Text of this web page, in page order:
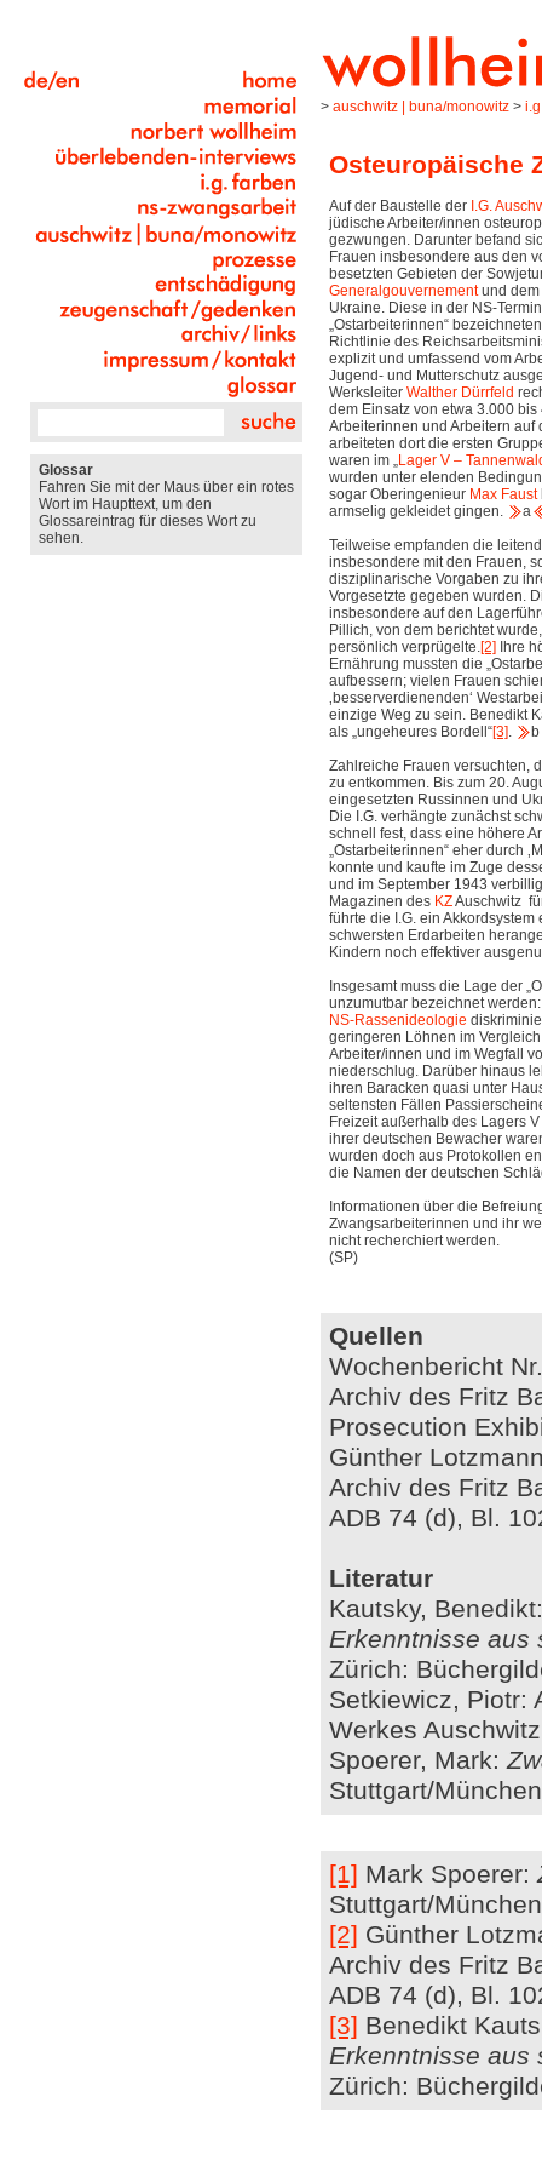
Glossar
Fahren Sie mit der Maus über ein rotes
Wort im Haupttext, um den
Glossareintrag für dieses Wort zu
sehen.
> auschwitz | buna/monowitz >
Osteuropäische
Auf der Baustelle der I.G.
jüdische Arbeiter/innen
gezwungen. Darunter befand
Frauen insbesondere aus den
besetzten Gebieten der
Generalgouvernementund dem
Ukraine. Diese in der NS-
„Ostarbeiterinnen“
Richtlinie des
explizit und umfassend vom
Jugend- und Mutterschutz
Werksleiter Walther Dürrfeld
dem Einsatz von etwa 3.000
Arbeiterinnen und Arbeitern auf
arbeiteten dort die ersten
waren im „Lager V –
wurden unter elenden
sogar Oberingenieur Max Faust
armselig gekleidet gingen.
a
Teilweise empfanden die
insbesondere mit den Frauen,
disziplinarische Vorgaben zu
Vorgesetzte gegeben wurden.
insbesondere auf den
Pillich, von dem berichtet
persönlich verprügelte.[2] Ihre
Ernährung mussten die
aufbessern; vielen Frauen
‚besserverdienenden‘
einzige Weg zu sein. Benedikt
als „ungeheures Bordell“[3].
b
Zahlreiche Frauen versuchten,
zu entkommen. Bis zum 20.
eingesetzten Russinnen und
Die I.G. verhängte zunächst
schnell fest, dass eine höhere
„Ostarbeiterinnen“ eher durch
konnte und kaufte im Zuge
und im September 1943
Magazinen des KZAuschwitz
führte die I.G. ein Akkordsystem
schwersten Erdarbeiten
Kindern noch effektiver
Insgesamt muss die Lage der
unzumutbar bezeichnet
NS-Rassenideologie
geringeren Löhnen im
Arbeiter/innen und im Wegfall
niederschlug. Darüber hinaus
ihren Baracken quasi unter
seltensten Fällen
Freizeit außerhalb des Lagers
ihrer deutschen Bewacher
wurden doch aus Protokollen
die Namen der deutschen
Informationen über die
Zwangsarbeiterinnen und ihr
nicht recherchiert werden.
(SP)
Quellen
Wochenbericht
Archiv des Fritz
Prosecution
Günther
Archiv des Fritz
ADB 74 (d), Bl.
Literatur
Kautsky,
Erkenntnisse aus
Zürich:
Setkiewicz, Piotr:
Werkes
Spoerer, Mark:
Stuttgart/
[1] Mark Spoerer:
Stuttgart/
[2] Günther
Archiv des Fritz
ADB 74 (d), Bl.
[3] Benedikt
Erkenntnisse aus
Zürich: